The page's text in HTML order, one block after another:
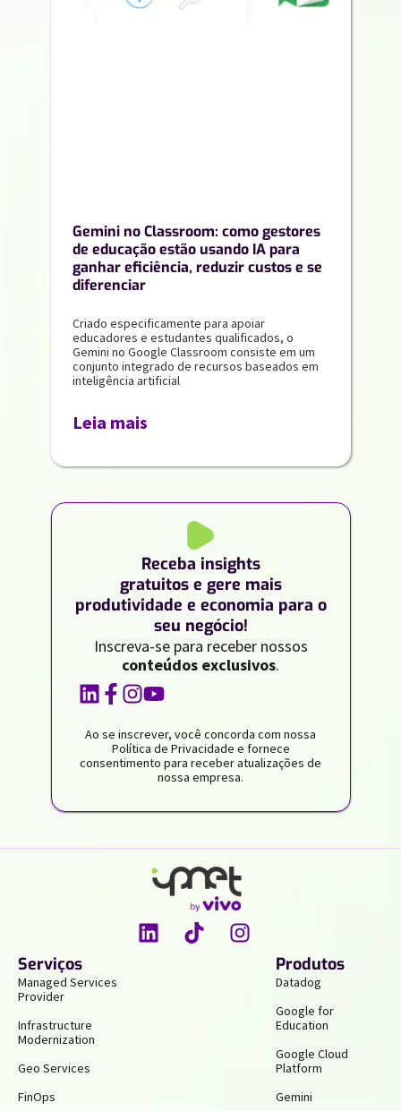
Gemini no Classroom: como gestores
de educação estão usando IA para
ganhar eficiência, reduzir custos e se
diferenciar
Criado especificamente para apoiar
educadores e estudantes qualificados, o
Gemini no Google Classroom consiste em um
conjunto integrado de recursos baseados em
inteligência artificial
Leia mais
Receba insights
gratuitos e gere mais
produtividade e economia para o
seu negócio!
Inscreva-se para receber nossos
conteúdos exclusivos.
Ao se inscrever, você concorda com nossa
Política de Privacidade e fornece
consentimento para receber atualizações de
nossa empresa.
Serviços
Managed Services
Provider
Infrastructure
Modernization
Geo Services
FinOps
Produtos
Datadog
Google for
Education
Google Cloud
Platform
Gemini